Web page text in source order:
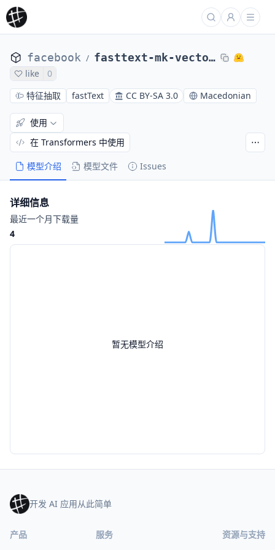
facebook / fasttext-mk-vectors
like
0
特征抽取
fastText CC BY-SA 3.0 Macedonian
模型介绍 模型文件 Issues
使用
在 Transformers 中使用
暂无模型介绍
详细信息
最近一个月下载量
4
开发 AI 应用从此简单
产品 服务 资源与支持